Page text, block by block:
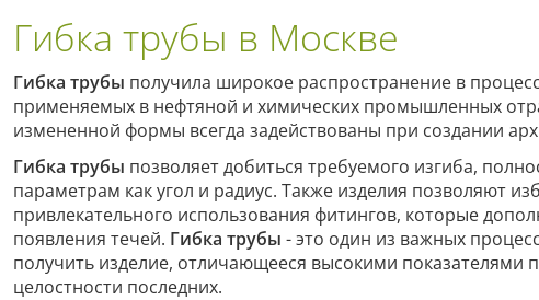
Гибка трубы в Москве
Гибка трубы получила широкое распространение в
применяемых в нефтяной и химических промышленных
измененной формы всегда задействованы при создании
Гибка трубы позволяет добиться требуемого изгиба,
параметрам как угол и радиус. Также изделия позволяют
привлекательного использования фитингов, которые
появления течей. Гибка трубы - это один из важных
получить изделие, отличающееся высокими показателями
целостности последних.